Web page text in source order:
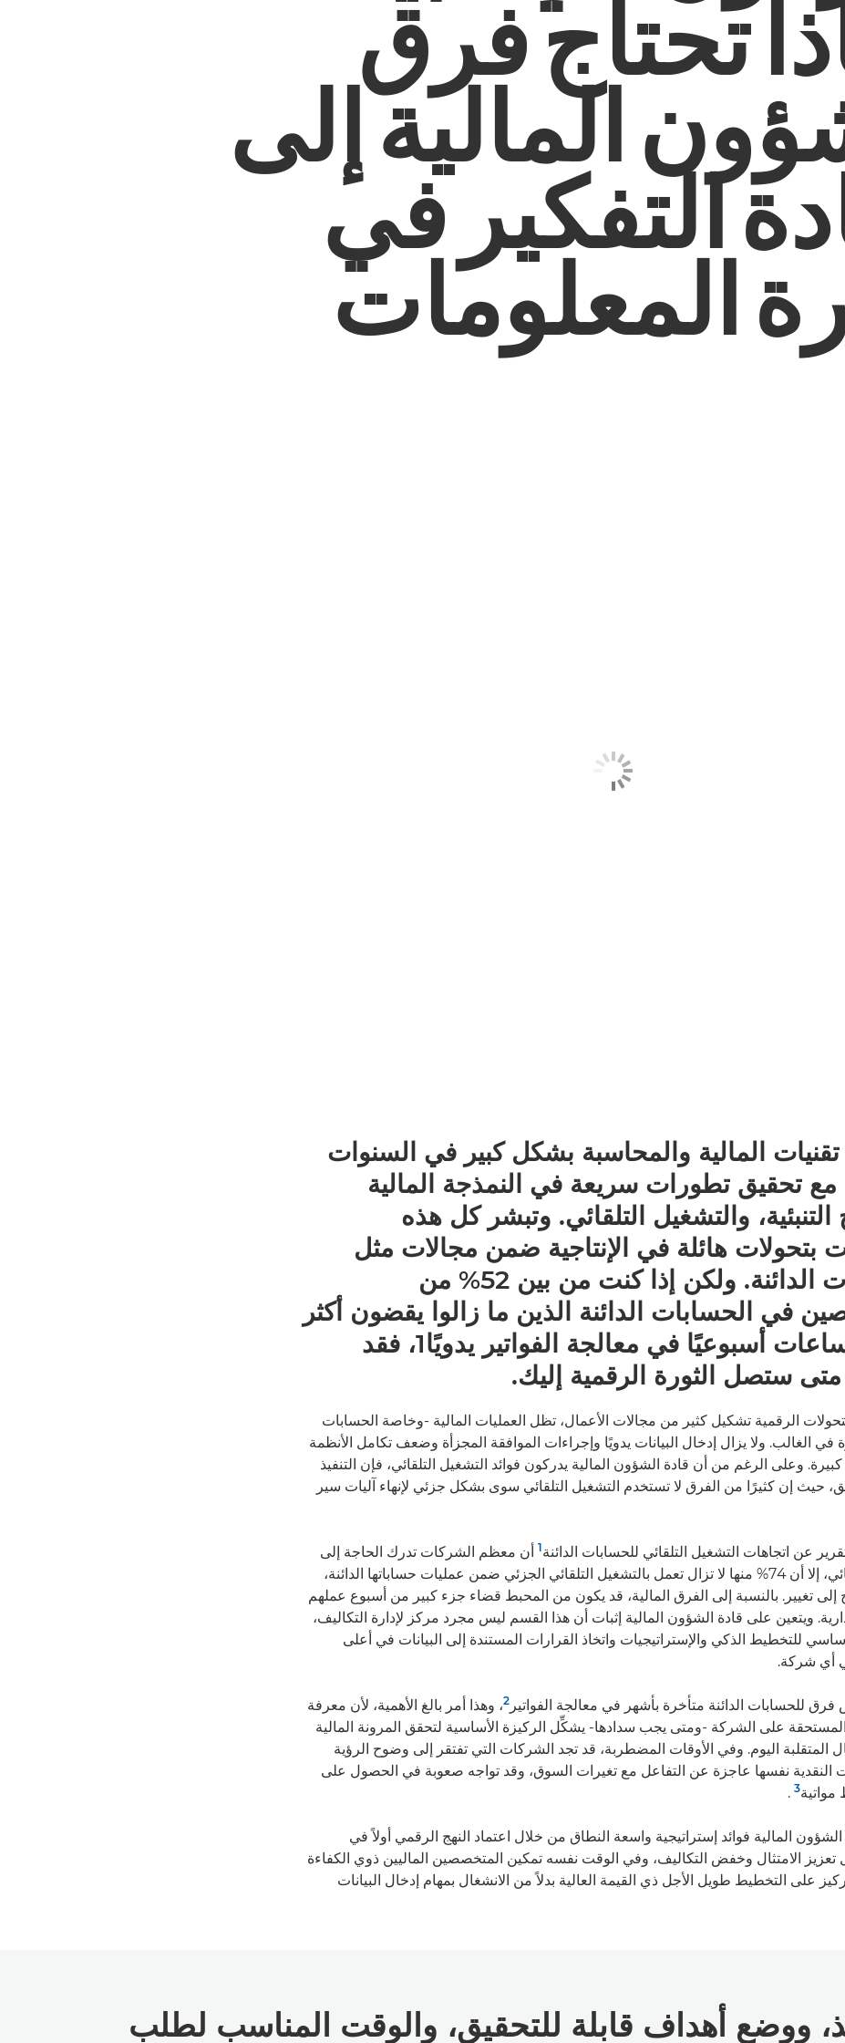
تحتاج فرق
المالية إلى
التفكير في
المعلومات
المالية والمحاسبة بشكل كبير في السنوات
مع تحقيق تطورات سريعة في النمذجة المالية
التنبئية، والتشغيل التلقائي. وتبشر كل هذه
بتحولات هائلة في الإنتاجية ضمن مجالات مثل
الحسابات الدائنة. ولكن إذا كنت من بين 52% من
في الحسابات الدائنة الذين ما زالوا يقضون أكثر
من 10 ساعات أسبوعيًا في معالجة الفواتير يدويًا1، فقد
ستصل الثورة الرقمية إليك.
الرقمية تشكيل كثير من مجالات الأعمال، تظل العمليات المالية -وخاصة الحسابات
في الغالب. ولا يزال إدخال البيانات يدويًا وإجراءات الموافقة المجزأة وضعف تكامل الأنظمة
وعلى الرغم من أن قادة الشؤون المالية يدركون فوائد التشغيل التلقائي، فإن التنفيذ
حيث إن كثيرًا من الفرق لا تستخدم التشغيل التلقائي سوى بشكل جزئي لإنهاء آليات سير
عن اتجاهات التشغيل التلقائي للحسابات الدائنة1 أن معظم الشركات تدرك الحاجة إلى
التشغيل التلقائي، إلا أن 74% منها لا تزال تعمل بالتشغيل التلقائي الجزئي ضمن عمليات حساباتها الدائنة،
إلى تغيير. بالنسبة إلى الفرق المالية، قد يكون من المحبط قضاء جزء كبير من أسبوع عملهم
ويتعين على قادة الشؤون المالية إثبات أن هذا القسم ليس مجرد مركز لإدارة التكاليف،
للتخطيط الذكي والإستراتيجيات واتخاذ القرارات المستندة إلى البيانات في أعلى
أي شركة.
للحسابات الدائنة متأخرة بأشهر في معالجة الفواتير 2، وهذا أمر بالغ الأهمية، لأن معرفة
على الشركة -ومتى يجب سدادها- يشكِّل الركيزة الأساسية لتحقق المرونة المالية
المتقلبة اليوم. وفي الأوقات المضطربة، قد تجد الشركات التي تفتقر إلى وضوح الرؤية
النقدية نفسها عاجزة عن التفاعل مع تغيرات السوق، وقد تواجه صعوبة في الحصول على
مواتية3
.
المالية فوائد إستراتيجية واسعة النطاق من خلال اعتماد النهج الرقمي أولاً في
تعزيز الامتثال وخفض التكاليف، وفي الوقت نفسه تمكين المتخصصين الماليين ذوي الكفاءة
على التخطيط طويل الأجل ذي القيمة العالية بدلاً من الانشغال بمهام إدخال البيانات
ووضع أهداف قابلة للتحقيق، والوقت المناسب لطلب